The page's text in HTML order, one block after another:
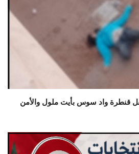
قنطرة واد سوس بأيت ملول والأمن